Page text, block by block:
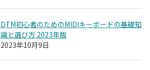
DTM初心者のためのMIDIキーボードの基礎知
識と選び方 2023年版
2023年10月9日